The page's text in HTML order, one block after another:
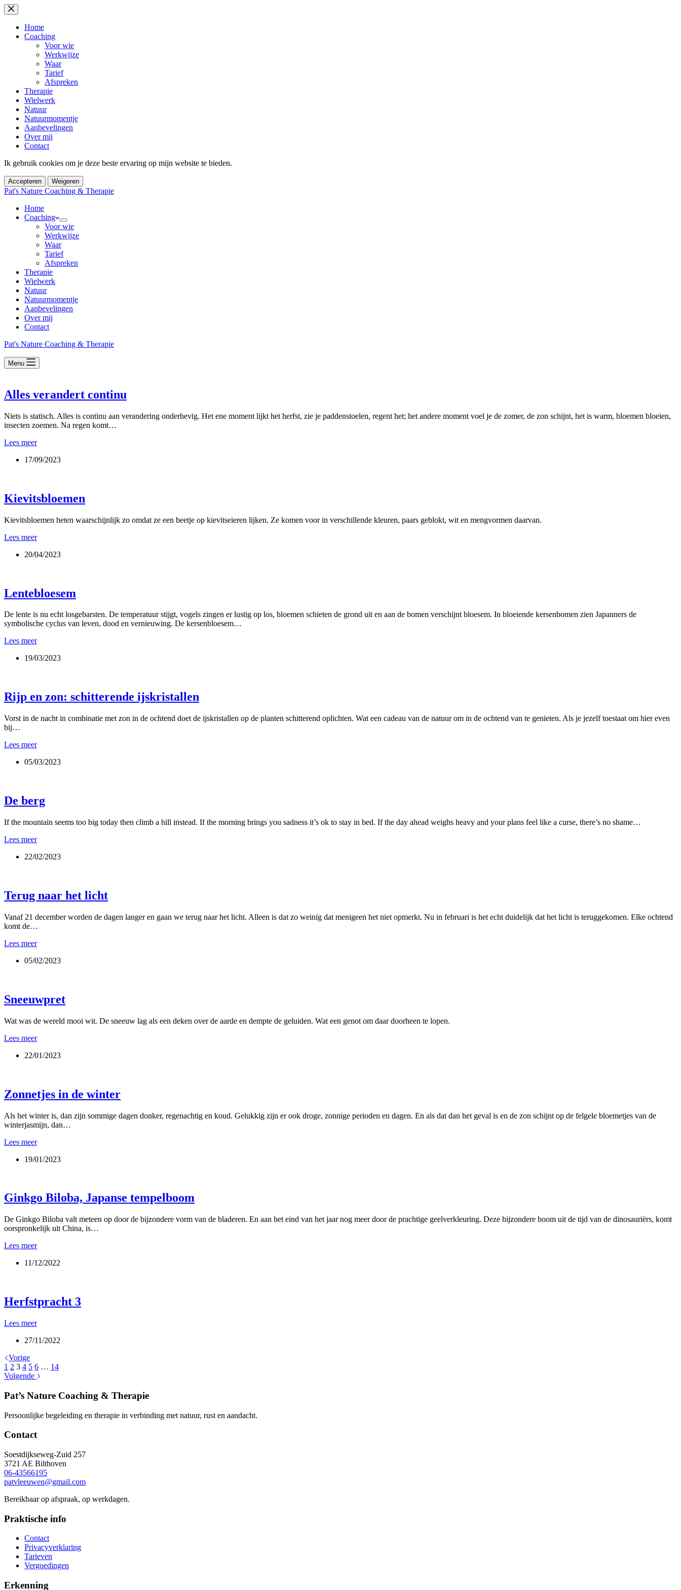
Ga
naar
inhoud
Home
Coaching
Voor wie
Werkwijze
Waar
Tarief
Afspreken
Therapie
Wielwerk
Natuur
Natuurmomentje
Aanbevelingen
Over mij
Contact
Ik gebruik cookies om je deze beste ervaring op mijn website te bieden.
Accepteren Weigeren
Pat's Nature Coaching & Therapie
Home
Coaching
Voor wie
Werkwijze
Waar
Tarief
Afspreken
Therapie
Wielwerk
Natuur
Natuurmomentje
Aanbevelingen
Over mij
Contact
Pat's Nature Coaching & Therapie
Menu
Alles verandert continu
Niets is statisch. Alles is continu aan verandering onderhevig. Het ene moment lijkt het herfst, zie je paddenstoelen, regent het; het andere moment voel je de zomer, de zon schijnt, het is warm, bloemen bloeien,
insecten zoemen. Na regen komt…
Lees meerAlles
continu
17/09/2023
Kievitsbloemen
Kievitsbloemen heten waarschijnlijk zo omdat ze een beetje op kievitseieren lijken. Ze komen voor in verschillende kleuren, paars geblokt, wit en mengvormen daarvan.
Lees meerKievitsbloemen
20/04/2023
Lentebloesem
De lente is nu echt losgebarsten. De temperatuur stijgt, vogels zingen er lustig op los, bloemen schieten de grond uit en aan de bomen verschijnt bloesem. In bloeiende kersenbomen zien Japanners de
symbolische cyclus van leven, dood en vernieuwing. De kersenbloesem…
Lees meerLentebloesem
19/03/2023
Rijp en zon: schitterende ijskristallen
Vorst in de nacht in combinatie met zon in de ochtend doet de ijskristallen op de planten schitterend oplichten. Wat een cadeau van de natuur om in de ochtend van te genieten. Als je jezelf toestaat om hier even
bij…
Lees meerRijp
zon:
05/03/2023
De berg
If the mountain seems too big today then climb a hill instead. If the morning brings you sadness it’s ok to stay in bed. If the day ahead weighs heavy and your plans feel like a curse, there’s no shame…
Lees meerDe
22/02/2023
Terug naar het licht
Vanaf 21 december worden de dagen langer en gaan we terug naar het licht. Alleen is dat zo weinig dat menigeen het niet opmerkt. Nu in februari is het echt duidelijk dat het licht is teruggekomen. Elke ochtend
komt de…
Lees meerTerug
het
05/02/2023
Sneeuwpret
Wat was de wereld mooi wit. De sneeuw lag als een deken over de aarde en dempte de geluiden. Wat een genot om daar doorheen te lopen.
Lees meerSneeuwpret
22/01/2023
Zonnetjes in de winter
Als het winter is, dan zijn sommige dagen donker, regenachtig en koud. Gelukkig zijn er ook droge, zonnige perioden en dagen. En als dat dan het geval is en de zon schijnt op de felgele bloemetjes van de
winterjasmijn, dan…
Lees meerZonnetjes
de
19/01/2023
Ginkgo Biloba, Japanse tempelboom
De Ginkgo Biloba valt meteen op door de bijzondere vorm van de bladeren. En aan het eind van het jaar nog meer door de prachtige geelverkleuring. Deze bijzondere boom uit de tijd van de dinosauriërs, komt
oorspronkelijk uit China, is…
Lees meerGinkgo
Japanse
11/12/2022
Herfstpracht 3
Lees meerHerfstpracht
27/11/2022
Vorige
1 2 3 4 5 6 … 14
Volgende
Pat’s Nature Coaching & Therapie
Persoonlijke begeleiding en therapie in verbinding met natuur, rust en aandacht.
Contact
Soestdijkseweg-Zuid 257
3721 AE Bilthoven
06-43566195
patvleeuwen@gmail.com
Bereikbaar op afspraak, op werkdagen.
Praktische info
Contact
Privacyverklaring
Tarieven
Vergoedingen
Erkenning